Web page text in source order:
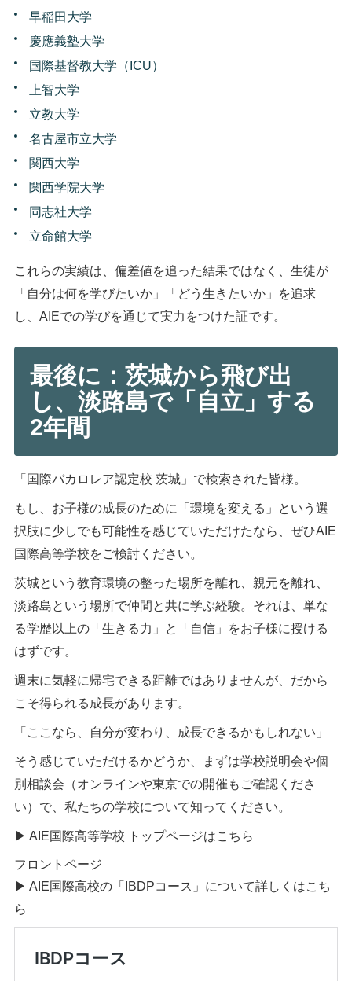
早稲田大学
慶應義塾大学
国際基督教大学（ICU）
上智大学
立教大学
名古屋市立大学
関西大学
関西学院大学
同志社大学
立命館大学
これらの実績は、偏差値を追った結果ではなく、生徒が
「自分は何を学びたいか」「どう生きたいか」を追求
し、AIEでの学びを通じて実力をつけた証です。
最後に：茨城から飛び出
し、淡路島で「自立」する
2年間
「国際バカロレア認定校 茨城」で検索された皆様。
もし、お子様の成長のために「環境を変える」という選
択肢に少しでも可能性を感じていただけたなら、ぜひAIE
国際高等学校をご検討ください。
茨城という教育環境の整った場所を離れ、親元を離れ、
淡路島という場所で仲間と共に学ぶ経験。それは、単な
る学歴以上の「生きる力」と「自信」をお子様に授ける
はずです。
週末に気軽に帰宅できる距離ではありませんが、だから
こそ得られる成長があります。
「ここなら、自分が変わり、成長できるかもしれない」
そう感じていただけるかどうか、まずは学校説明会や個
別相談会（オンラインや東京での開催もご確認くださ
い）で、私たちの学校について知ってください。
▶︎ AIE国際高等学校 トップページはこちら
フロントページ
▶︎ AIE国際高校の「IBDPコース」について詳しくはこち
ら